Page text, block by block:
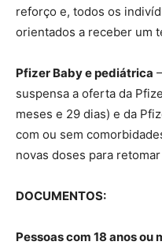
reforço e, todos os
orientados a receber um
Pfizer Baby e pediátrica
suspensa a oferta da
meses e 29 dias) e da
com ou sem
novas doses para
DOCUMENTOS:
Pessoas com 18 anos ou